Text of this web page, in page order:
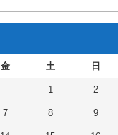
金 土 日
1 2
7 8 9